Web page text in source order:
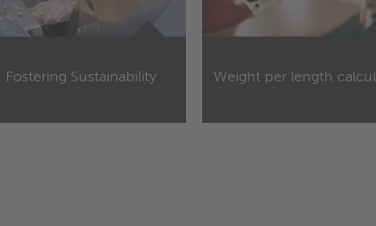
Fostering Sustainability Weight per length